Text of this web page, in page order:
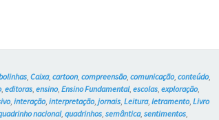
#762
,Caixa,cartoon,compreensão,comunicação,conteúdo,
,editoras,ensino,Ensino Fundamental,escolas,exploração,
,interação,interpretação,jornais,Leitura,letramento,Livro
nacional,quadrinhos,semântica,sentimentos,